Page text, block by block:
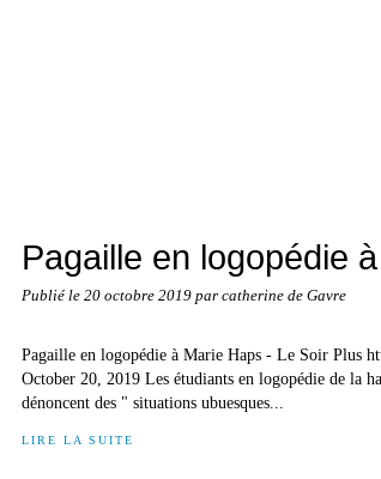
Pagaille en logopédie
Publié le 20 octobre 2019 par catherine de Gavre
Pagaille en logopédie à Marie Haps - Le Soir Plus
October 20, 2019 Les étudiants en logopédie de la
dénoncent des " situations ubuesques...
LIRE LA SUITE